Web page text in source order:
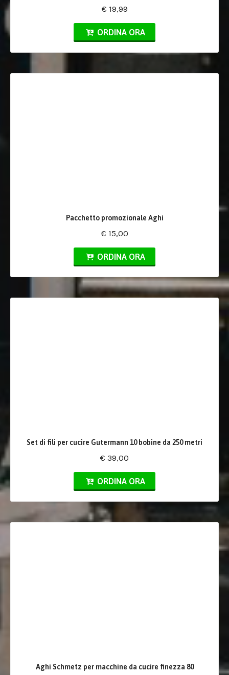
€ 19,99
ORDINA ORA
Pacchetto promozionale Aghi
€ 15,00
ORDINA ORA
Set di fili per cucire Gutermann 10 bobine da 250 metri
€ 39,00
ORDINA ORA
Aghi Schmetz per macchine da cucire finezza 80